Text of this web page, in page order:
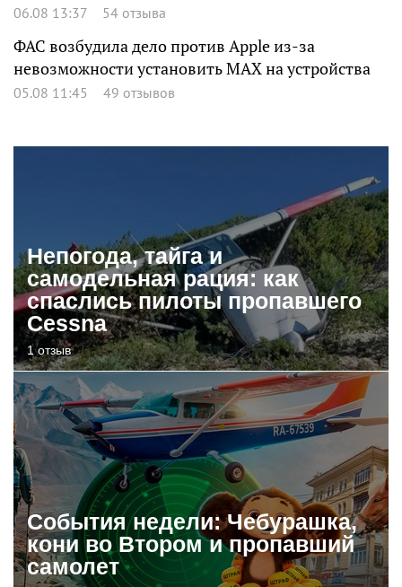
06.08 13:37 54 отзыва
ФАС возбудила дело против Apple из-за
невозможности установить MAX на устройства
05.08 11:45 49 отзывов
Непогода, тайга и
самодельная рация: как
спаслись пилоты пропавшего
Cessna
1 отзыв
События недели: Чебурашка,
кони во Втором и пропавший
самолет